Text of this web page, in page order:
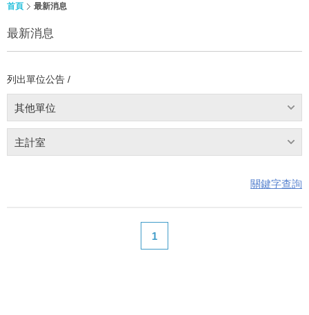
首頁 最新消息
最新消息
列出單位公告 /
其他單位
主計室
關鍵字查詢
1